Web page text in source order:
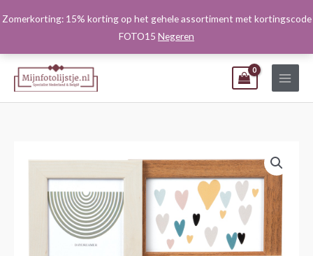
Zomerkorting: 15% korting op het gehele assortiment met kortingscode
FOTO15 Negeren
naar